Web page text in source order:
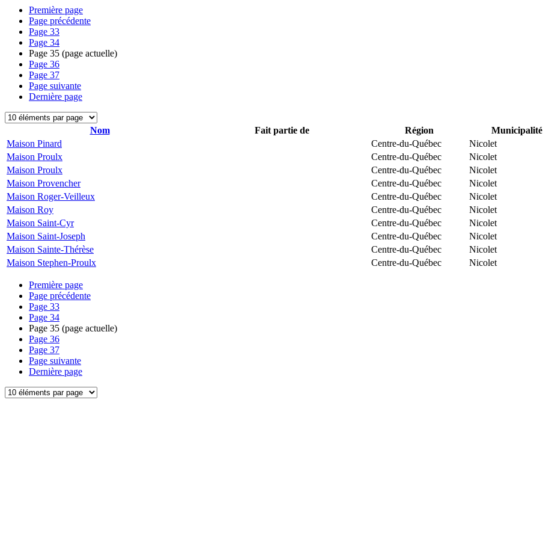
Première page
Page précédente
Page 33
Page 34
Page 35 (page actuelle)
Page 36
Page 37
Page suivante
Dernière page
Nom Fait partie de Région Municipalité
Maison Pinard
Centre-du-Québec
Nicolet
Maison Proulx
Centre-du-Québec
Nicolet
Maison Proulx
Centre-du-Québec
Nicolet
Maison Provencher
Centre-du-Québec
Nicolet
Maison Roger-Veilleux
Centre-du-Québec
Nicolet
Maison Roy
Centre-du-Québec
Nicolet
Maison Saint-Cyr
Centre-du-Québec
Nicolet
Maison Saint-Joseph
Centre-du-Québec
Nicolet
Maison Sainte-Thérèse
Centre-du-Québec
Nicolet
Maison Stephen-Proulx
Centre-du-Québec Nicolet
Première page
Page précédente
Page 33
Page 34
Page 35 (page actuelle)
Page 36
Page 37
Page suivante
Dernière page